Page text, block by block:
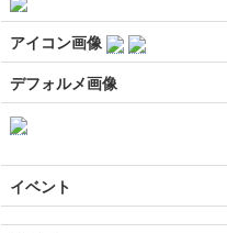
アイコン画像
デフォルメ画像
イベント